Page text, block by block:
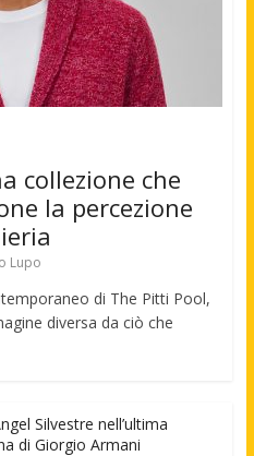
collezione che
la percezione
Lupo
di The Pitti Pool,
diversa da ciò che
Silvestre nell’ultima
di Giorgio Armani